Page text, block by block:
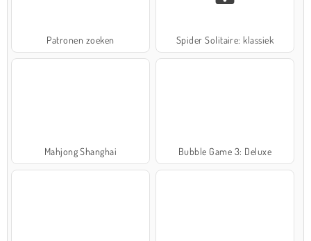
Patronen zoeken Spider Solitaire: klassiek
Mahjong Shanghai Bubble Game 3: Deluxe